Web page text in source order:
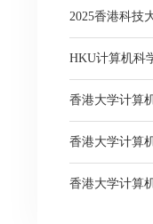
2025香港科技
HKU计算机科
香港大学计算
香港大学计算
香港大学计算